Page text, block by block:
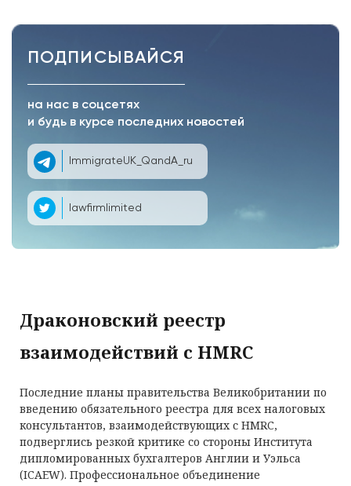
ПОДПИСЫВАЙСЯ
на нас в соцсетях
и будь в курсе последних новостей
ImmigrateUK_QandA_ru
lawfirmlimited
Драконовский реестр
взаимодействий с HMRC
Последние планы правительства Великобритании по
введению обязательного реестра для всех налоговых
консультантов, взаимодействующих с HMRC,
подверглись резкой критике со стороны Института
дипломированных бухгалтеров Англии и Уэльса
(ICAEW). Профессиональное объединение